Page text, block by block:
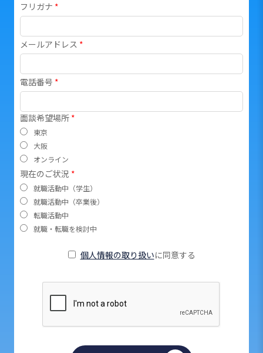
フリガナ *
メールアドレス *
電話番号 *
面談希望場所 *
東京
大阪
オンライン
現在のご状況 *
就職活動中（学生）
就職活動中（卒業後）
転職活動中
就職・転職を検討中
個人情報の取り扱いに同意する